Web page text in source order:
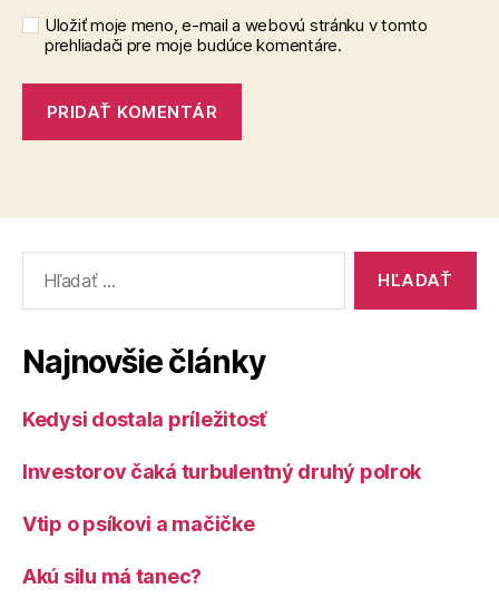
Uložiť moje meno, e-mail a webovú stránku v tomto
prehliadači pre moje budúce komentáre.
Najnovšie články
Kedysi dostala príležitosť
Investorov čaká turbulentný druhý polrok
Vtip o psíkovi a mačičke
Akú silu má tanec?